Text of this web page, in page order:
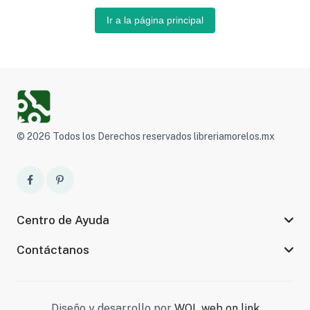
Ir a la página principal
© 2026 Todos los Derechos reservados libreriamorelos.mx
Centro de Ayuda
Contáctanos